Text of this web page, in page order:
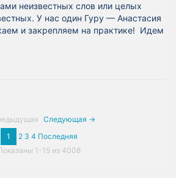
неизвестных слов или целых
У нас один Гуру — Анастасия
и закрепляем на практике! Идем
Следующая →
1
2 3 4 Последняя
1-15 из 4008